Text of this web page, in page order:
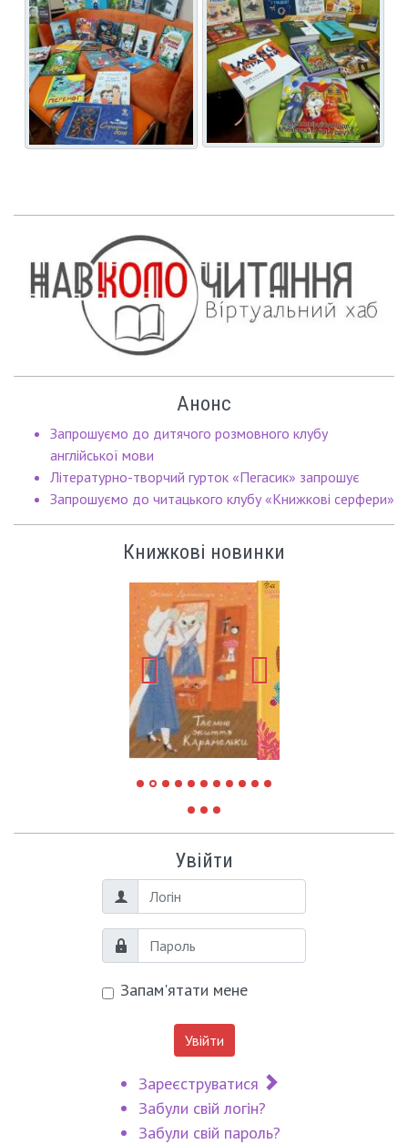
Анонс
Запрошуємо до дитячого розмовного клубу
англійської мови
Літературно-творчий гурток «Пегасик» запрошує
Запрошуємо до читацького клубу «Книжкові серфери»
Книжкові новинки
Увійти
Логін
Пароль
Запам'ятати мене
Увійти
Зареєструватися
Забули свій логін?
Забули свій пароль?